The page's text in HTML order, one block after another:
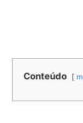
Conteúdo